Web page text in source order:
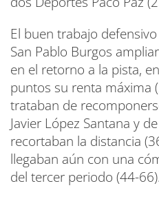
El buen trabajo
San Pablo Burgos
en el retorno a la pista,
puntos su renta máxima
trataban de
Javier López Santana y
recortaban la distancia
llegaban aún con una
del tercer periodo (44-66).